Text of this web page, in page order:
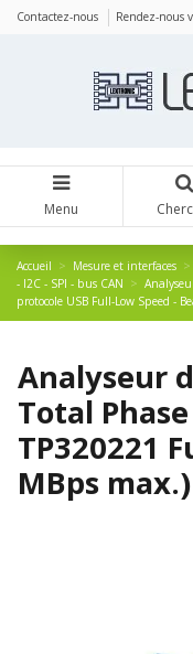
Contactez-nous Rendez-nous
Menu
Accueil Mesure et interfaces
- I2C - SPI - bus CAN
protocole USB Full-Low Speed -
Analyseur
Total
TP320221
MBps max.)
Panneau de gestion des